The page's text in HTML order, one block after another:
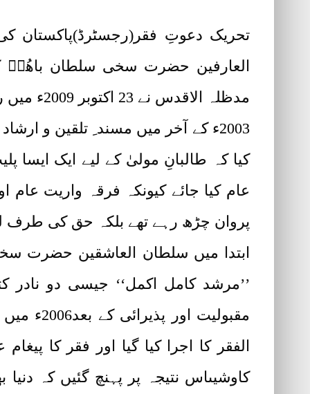
تحریک دعوتِ فقر(رجسٹرڈ)پاکستان
العارفین حضرت سخی سلطان باھُوؒ
مدظلہ الاقدس نے 23 اکتوبر 2009ء میں رکھی۔
2003ء کے آخر میں مسند ِ تلقین
کیا کہ طالبانِ مولیٰ کے لیے ایک ایسا
عام کیا جائے کیونکہ فرقہ واریت
پروان چڑھ رہے تھے بلکہ حق کی طرف
ابتدا میں سلطان العاشقین حضرت
’’مرشد کامل اکمل‘‘ جیسی دو
الفقر کا اجرا کیا گیا اور فقر کا